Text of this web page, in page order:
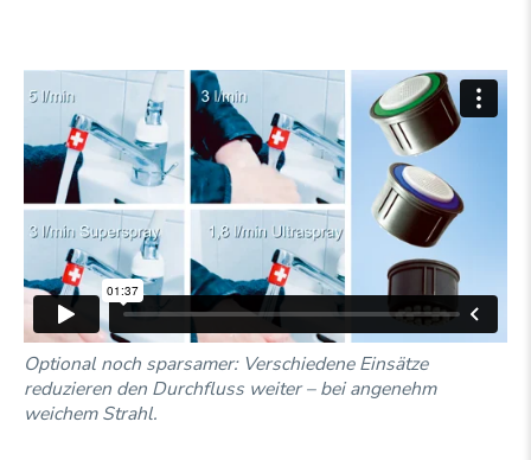
Optional noch sparsamer: Verschiedene Einsätze
reduzieren den Durchfluss weiter – bei angenehm
weichem Strahl.